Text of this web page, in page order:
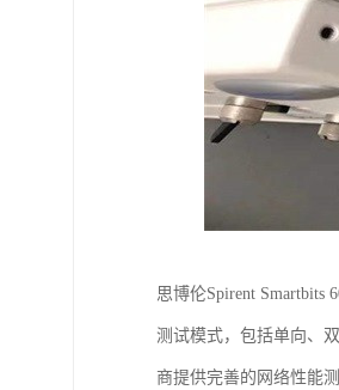
思博伦Spirent
测试模式，包括单向、
商提供完善的网络性能